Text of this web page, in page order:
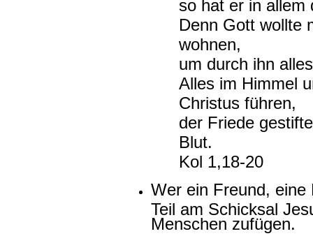
so hat er in allem
Denn Gott wollte
wohnen,
um durch ihn
Alles im Himmel
Christus führen,
der Friede
Blut.
Kol 1,18-20
Wer ein Freund,
Teil am Schicksal
Menschen zufügen.